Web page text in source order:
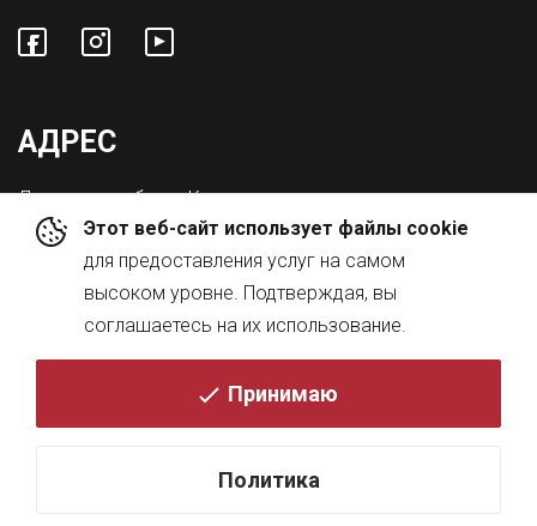
Этот веб-сайт использует файлы cookie
для предоставления услуг на самом
высоком уровне. Подтверждая, вы
соглашаетесь на их использование.
Принимаю
Политика
АДРЕС
Львовская обл., с. Конопниця,
ул. Городоцкая 8а